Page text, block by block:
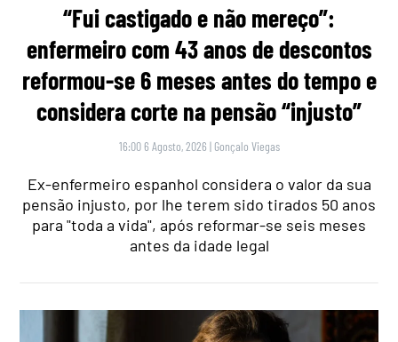
“Fui castigado e não mereço”:
enfermeiro com 43 anos de descontos
reformou-se 6 meses antes do tempo e
considera corte na pensão “injusto”
16:00 6 Agosto, 2026 | Gonçalo Viegas
Ex-enfermeiro espanhol considera o valor da sua
pensão injusto, por lhe terem sido tirados 50 anos
para "toda a vida", após reformar-se seis meses
antes da idade legal